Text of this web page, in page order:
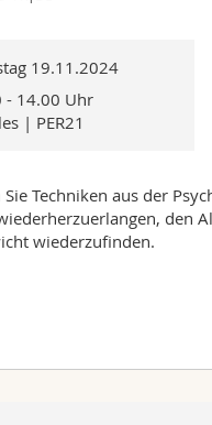
19.11.2024
- 14.00 Uhr
| PER21
Sie Techniken aus der
den
wiederzufinden.